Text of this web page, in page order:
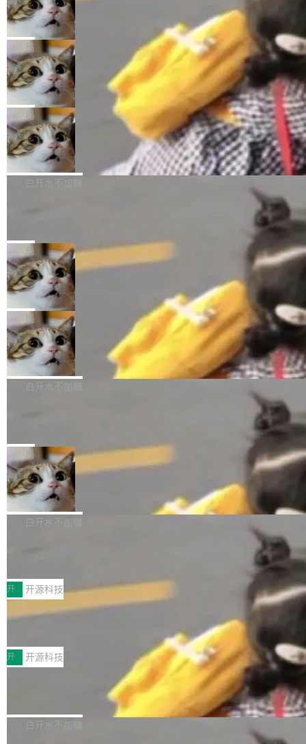
字，留下了这份纪念。 雷霄骅曾是中国传媒大学
数字电视技术方向的博士生，长期从事视频、音
频技...
务，最终却产生了 180 万美元的账单，实际支出
超出原定预算 860%。 更令人意外的是，该项目
最终并未成功落地，而高额算力消耗持续运行长
达 5 个月，公司直到财务对账时才察觉异常。这
意味着一个无人看管的 AI 程序，在近半年时间
里日夜不停地"烧钱"。 复盘显示，...
且按目前的速度，中国 AI 工具预计在今年底或
2027 年就能追上美国前沿实验室的水平。 Dela
ngue 把原因归结为一件事：开放协作。中国的
AI 开发者在一个共享和协作的生态里加速迭代，
而美国模型厂商在"闭门造车"。他的原话是 "buil
ding in silos"——各自为战，互不通气。 这个判
断从他嘴里说出来分量不同。Hugging Face 是
全球最大的开源 AI 平台，上面跑着上百万个模
型。谁在开源赛道上领先，...
当 AI agent 把源码变成了最好的扩展系
统，开发者工具必须开源
五年前，David Crawshaw 问过很多软件工程师
一个问题：你写过什么给自己用的程序？答案几
乎都是没有。工程师们整天用别人写的程序写程
序给别人用。偶尔有人自己写个博客系统、智能
家居控制、家庭实验室，都算稀奇事。 Crawsh
aw 是 Shelley 的作者，一个开源 AI coding age
nt。他最近在博客上写了一篇文章，核心论点很
简单：开发者工具必须开源。 理由不是传统的自
由软件情怀，而是一个跟 AI agent 直接相关的
技术判断。 两行 prompt 就能个性化任何软件 C
局
DeepSeek Harness 宣布内测邀请，全
网最大规模开源 Agent 路演现场诞生
一条内测招募帖，发出去的时候大概没人想到它
会变成一场开源 Agent 生态的路演。 8月1日，
DeepSeek Harness 团队负责人崔添翼（tiany
i）在 X 上发帖： 「如果你是 Agent Harness 相
关开源项目的开发者，希望参加 DeepSeek Har
ness 的内测，可以回复或私信联系我。请附上
Harness 负责把能力落到真实环境中——调用工
具、读写文件、管理上下文、处理错误、完成闭
环。崔添翼招人的标...
局
商汤 SenseNova U1.5-Lite-Preview
开源
商汤科技宣布面向社区开源轻量级统一多模态模
型的预览版本 SenseNova U1.5-Lite-Preview。
理解、推理、生成与编辑，还仅以 8B-MoT 的轻
量大小，将能力推进到4K、更精细的真实质感、
更复杂的视觉控制和可持续迭代编辑。 相比 U
1，U1.5-Lite-Preview 在以下方向上带来了显著
提升： 原生支持4K图像生成； 更精细的局部纹
理、细节与真实世界质感； 更准确的中英文文字
生成与复杂版式组织； 更稳定的图...
白开水不加糖
nap。这次是 hwctl——一个用来检查 Ubuntu
硬件认证状态的命令行工具。 Canonical 工程师
Alan Griffiths 在邮件列表中说得很直白：「hwc
tl 是一个 Ubuntu 专有的包，它和它的依赖项都
是 Ubuntu 专有的，不会用在其他发行版上。」
所以 deb 版本的受众实际上为零。既然只有 Ub
untu 用户在用，那用 snap 打包就没什么可纠结
的。 从 deb 到 snap 的迁移路径 hwctl 是 rust-
hwlib 硬件 API 库的一部分，命令行工具负责查
局
Dario Amodei 担心新人来 Anthropic
只为金钱，不为使命
顶级 AI 研究员在两家公司之间来回跳，中间只
隔了几天。 Lilian Weng 上周刚宣布因健康原因
离开 Thinking Machines Lab，说自己作为联合
创始人的角色「太累了」。几天后，The Inform
ation 就曝出她将重回 OpenAI，负责递归自我
改进方向的研究。她是 Thinking Machines 过
一在人才争夺战中失血的公司。六月，Google
连失两员大将：Noam Shazeer 去了 Op...
局
FFmpeg 9.0 发布
FFmpeg 9.0 现已发布，包含多项改进。官方更
新日志列出的 9.0 版本主要更新内容如下： 扩
er HE-AAC 960 解码 (DAB+) transpose_cuda
filter 添加 AMF Frame Rate Converter (vf_frc
_amf) filter SMPTE 2094-50 元数据支持和直
通 ProRes RAW VideoToolbox 硬件加速器 AP
V ...
白开水不加糖
Code 在 X 上发帖：「DeepSeek Flash did 8T
tokens on August 1st. 5T of free usage + 3T
on OpenCode Go.」79.8 万次浏览，连带着 #
DeepSeek一天消耗了8万亿# 上了微博热搜——
注意这是 OpenCode 一家的消耗。 OpenCode
不完。」5T 来自免费额度，3T 来自 Go...
局
NetBSD 11.0 正式发布
NetBSD 11.0 现已正式发布，这是 NetBSD 操
作系统的第十八个主要版本。 自 NetBSD 10.1
ve JH71XX 的设备，例如 VisionFive 2、PINE
64 STAR64，以及 QEMU。 增强了对 POSIX.1
-2024 和 C23 编程接口标准的兼容性。 compat
_linux(8) 增强了对 Linux 系统调用的支持，包
括 epoll（围绕 kqueue 实现）、POSIX 消息队
列、...
白开水不加糖
案
享会在上海举办。鸿蒙生态的全场景智慧营销平
台鲸鸿动能协同华为游戏中心，面向游戏行业开
发者及生态伙伴，系统呈现了平台在游戏领域的
完整能力版图——从IAP高价值用户的全周期经
营、到IAA游戏的“买变一体”正循环、再到联运与
广告协同的全链路经营闭环，以及面向全球市场
的出海增长布局。 华为终端云业务商业化销售负
责人在开场致辞中表示，游戏开发者的核心诉求
已不再是“多一个投放渠道”，而是一套能够持续
开 开源科技
技嘉X3D系列再添新成员 B850 AORU
面向AMD Ryzen X3D处理器玩家，技嘉X3D系
列主板阵容迎来新成员——B850 AORUS ELITE
X3D。作为面向主流高性能平台打造的全新主板
产品，B850 AORUS ELITE X3D延续技嘉在X3
D平台优化上的技术积累，旨在为游戏玩家带来
更稳定、更高效的装机选择。 B850 AORUS ELI
开 开源科技
Zadig v5.0 发布：AI 发布专员与 AI 审
我们团队这几天最大的卡点不是 AI 写得不够
好，是 AI 写得太好了。 好到审查排期从两天的
白开水不加糖